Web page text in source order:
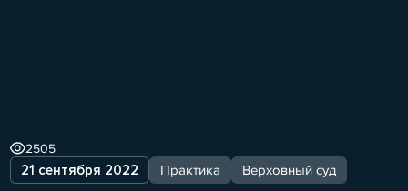
21 сентября 2022 Практика Верховный суд
2505